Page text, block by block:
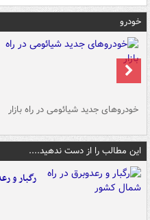
خودرو
خودروهای جدید شیائومی در راه بازار
این مطالب را از دست ندهید....
رگبار و